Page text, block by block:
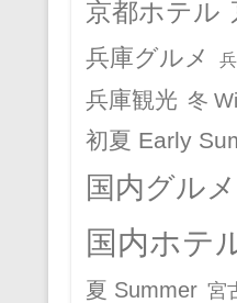
京都ホテル
兵庫グルメ
兵庫観光 冬
初夏 Early
国内グルメ
国内ホテ
夏 Summer 宮